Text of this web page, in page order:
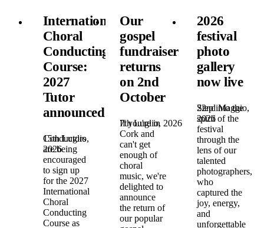
International
Choral
Conducting
Course:
2027
Tutor
announced!
15th Luglio,
2026
Conductors
are being
encouraged
to sign up
for the 2027
International
Choral
Conducting
Course as
Our
gospel
fundraiser
returns
on 2nd
October
7th Luglio, 2026
If you're in
Cork and
can't get
enough of
choral
music, we're
delighted to
announce
the return of
our popular
2026
festival
photo
gallery
now live
22nd Maggio,
2026
Step into the
spirit of the
festival
through the
lens of our
talented
photographers,
who
captured the
joy, energy,
and
unforgettable